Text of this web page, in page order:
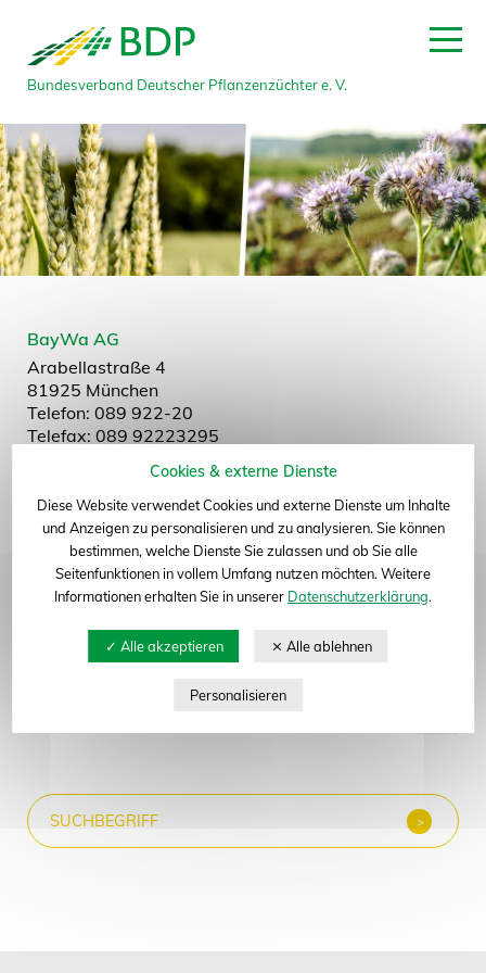
Bundesverband Deutscher Pflanzenzüchter e. V.
BayWa AG
Arabellastraße 4
81925 München
Telefon: 089 922-20
Telefax: 089 92223295
www.baywa.com
Abteilung: Futterpflanzen, Getreide, Handel, Öl- und
Eiweißpflanzen
Neue Suche zum Seitenanfang
Cookies & externe Dienste
Diese Website verwendet Cookies und externe Dienste um Inhalte
und Anzeigen zu personalisieren und zu analysieren. Sie können
bestimmen, welche Dienste Sie zulassen und ob Sie alle
Seitenfunktionen in vollem Umfang nutzen möchten. Weitere
Informationen erhalten Sie in unserer Datenschutzerklärung.